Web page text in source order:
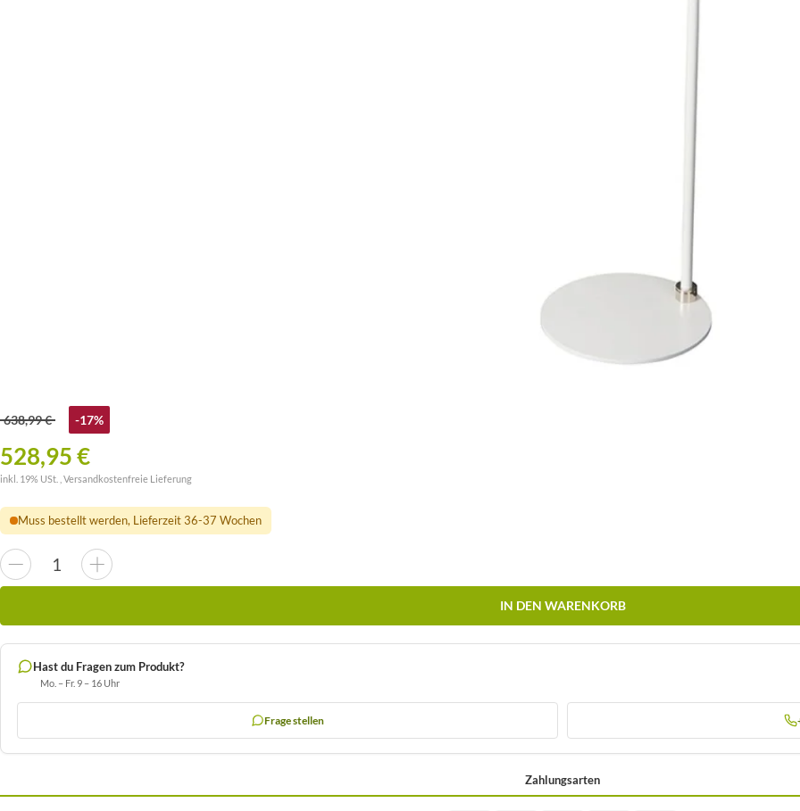
638,99 € -17%
528,95 €
inkl. 19% USt. , Versandkostenfreie Lieferung
Muss bestellt werden, Lieferzeit 36-37 Wochen
IN DEN WARENKORB
Hast du Fragen zum Produkt?
Mo. – Fr. 9 – 16 Uhr
Frage stellen
Zahlungsarten